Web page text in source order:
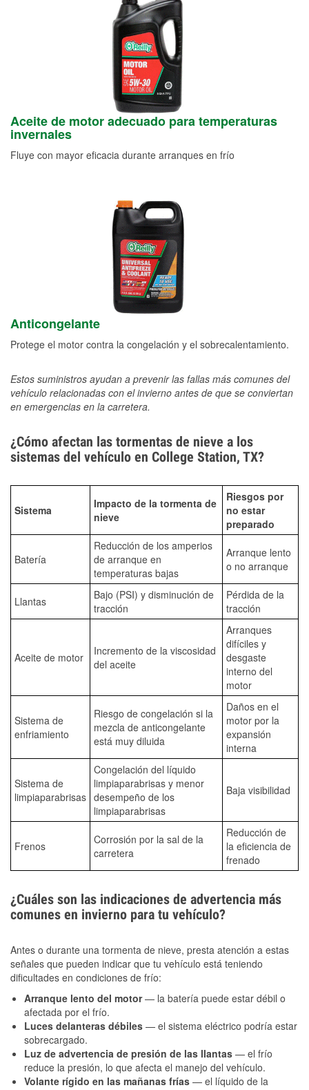
Aceite de motor adecuado para temperaturas
invernales
Fluye con mayor eficacia durante arranques en frío
Anticongelante
Protege el motor contra la congelación y el sobrecalentamiento.
Estos suministros ayudan a prevenir las fallas más comunes del
vehículo relacionadas con el invierno antes de que se conviertan
en emergencias en la carretera.
¿Cómo afectan las tormentas de nieve a los
sistemas del vehículo en College Station, TX?
Sistema
Impacto de la tormenta de
nieve
Riesgos por
no estar
preparado
Batería
Reducción de los amperios
de arranque en
temperaturas bajas
Arranque lento
o no arranque
Llantas
Bajo (PSI) y disminución de
tracción
Pérdida de la
tracción
Aceite de motor
Incremento de la viscosidad
del aceite
Arranques
difíciles y
desgaste
interno del
motor
Sistema de
enfriamiento
Riesgo de congelación si la
mezcla de anticongelante
está muy diluida
Daños en el
motor por la
expansión
interna
Sistema de
limpiaparabrisas
Congelación del líquido
limpiaparabrisas y menor
desempeño de los
limpiaparabrisas
Baja visibilidad
Frenos
Corrosión por la sal de la
carretera
Reducción de
la eficiencia de
frenado
¿Cuáles son las indicaciones de advertencia más
comunes en invierno para tu vehículo?
Antes o durante una tormenta de nieve, presta atención a estas
señales que pueden indicar que tu vehículo está teniendo
dificultades en condiciones de frío:
Arranque lento del motor— la batería puede estar débil o
afectada por el frío.
Luces delanteras débiles — el sistema eléctrico podría estar
sobrecargado.
Luz de advertencia de presión de las llantas — el frío
reduce la presión, lo que afecta el manejo del vehículo.
Volante rígido en las mañanas frías — el líquido de la